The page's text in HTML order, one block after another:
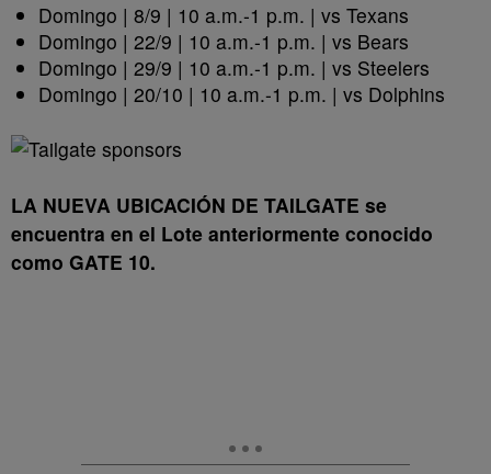
Domingo | 8/9 | 10 a.m.-1 p.m. | vs Texans
Domingo | 22/9 | 10 a.m.-1 p.m. | vs Bears
Domingo | 29/9 | 10 a.m.-1 p.m. | vs Steelers
Domingo | 20/10 | 10 a.m.-1 p.m. | vs Dolphins
LA NUEVA UBICACIÓN DE TAILGATE se
encuentra en el Lote anteriormente conocido
como GATE 10.